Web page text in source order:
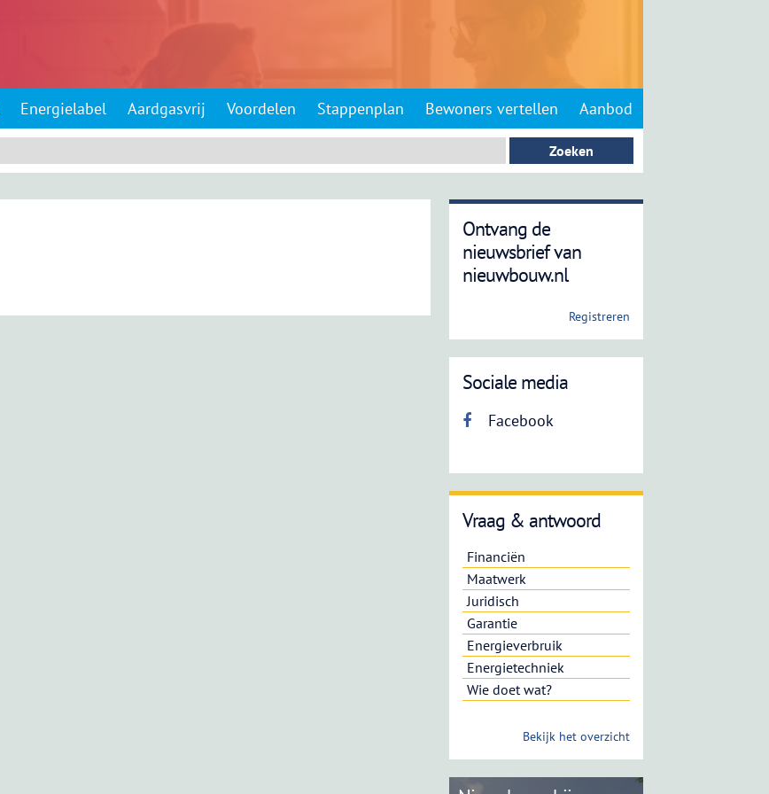
Energielabel Aardgasvrij Voordelen Stappenplan Bewoners vertellen Aanbod
Ontvang de
nieuwsbrief van
nieuwbouw.nl
Registreren
Sociale media
Facebook
Vraag & antwoord
Financiën
Maatwerk
Juridisch
Garantie
Energieverbruik
Energietechniek
Wie doet wat?
Bekijk het overzicht